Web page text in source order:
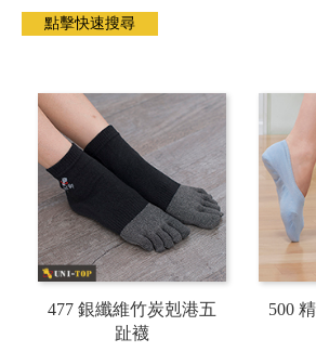
477 銀纖維竹炭剋港五
趾襪
500